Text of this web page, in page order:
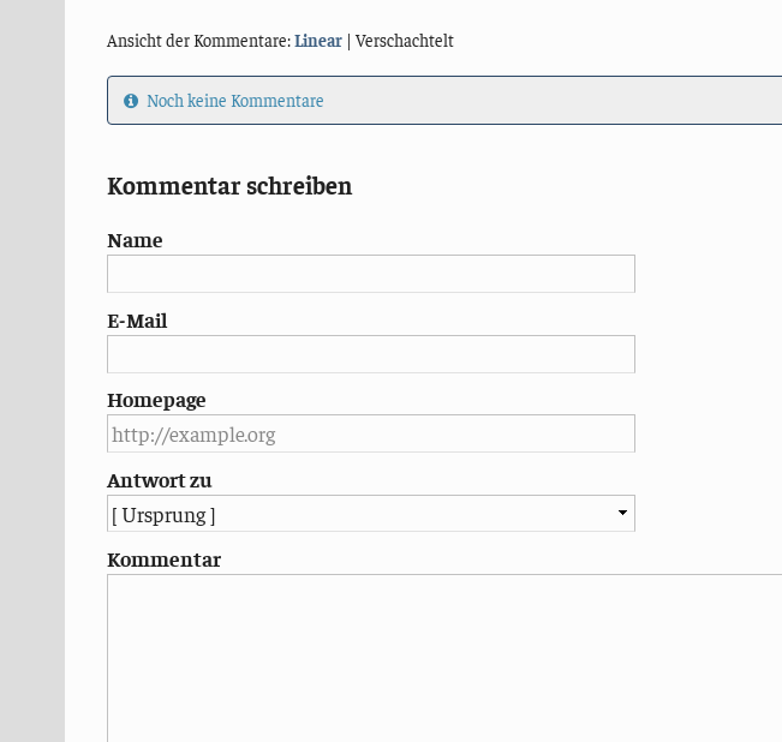
Ansicht der Kommentare:Linear| Verschachtelt
Noch keine Kommentare
Kommentar schreiben
Name
E-Mail
Homepage
Antwort zu
Kommentar